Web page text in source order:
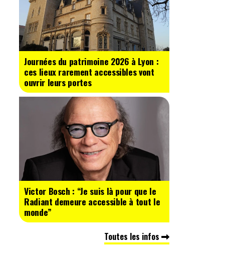
Journées du patrimoine 2026 à Lyon :
ces lieux rarement accessibles vont
ouvrir leurs portes
Victor Bosch : “Je suis là pour que le
Radiant demeure accessible à tout le
monde”
Toutes les infos